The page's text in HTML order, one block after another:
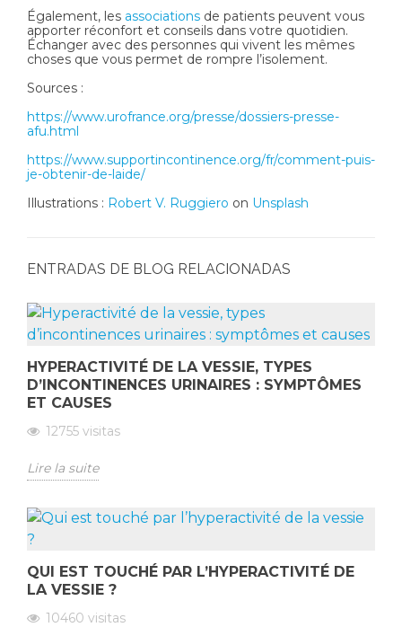
Également, les associations de patients peuvent vous
apporter réconfort et conseils dans votre quotidien.
Échanger avec des personnes qui vivent les mêmes
choses que vous permet de rompre l’isolement.
Sources :
https://www.urofrance.org/presse/dossiers-presse-
afu.html
https://www.supportincontinence.org/fr/comment-puis-
je-obtenir-de-laide/
Illustrations : Robert V. Ruggiero on Unsplash
ENTRADAS DE BLOG RELACIONADAS
HYPERACTIVITÉ DE LA VESSIE, TYPES
D’INCONTINENCES URINAIRES : SYMPTÔMES
ET CAUSES
12755 visitas
Lire la suite
QUI EST TOUCHÉ PAR L’HYPERACTIVITÉ DE
LA VESSIE ?
10460 visitas